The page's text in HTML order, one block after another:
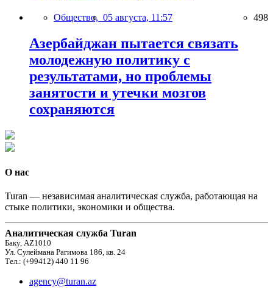
Общество, 05 августа, 11:57 498
Азербайджан пытается связать
молодежную политику с
результатами, но проблемы
занятости и утечки мозгов
сохраняются
О нас
Turan — независимая аналитическая служба, работающая на
стыке политики, экономики и общества.
Аналитическая служба Turan
Баку, AZ1010
Ул. Сулеймана Рагимова 186, кв. 24
Тел.: (+99412) 440 11 96
agency@turan.az